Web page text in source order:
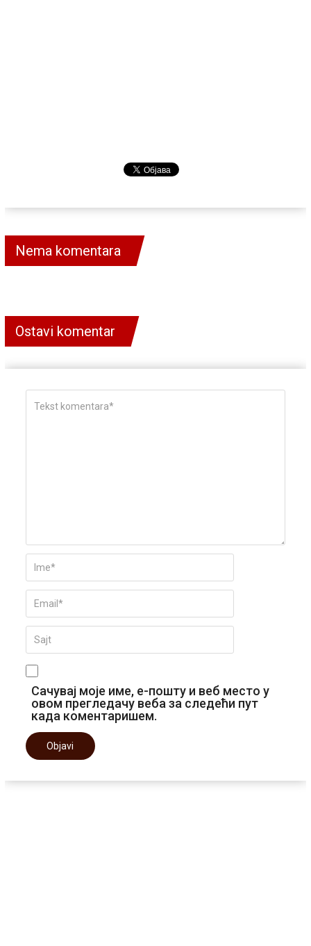
Nema komentara
Ostavi komentar
Сачувај моје име, е-пошту и веб место у
овом прегледачу веба за следећи пут
када коментаришем.